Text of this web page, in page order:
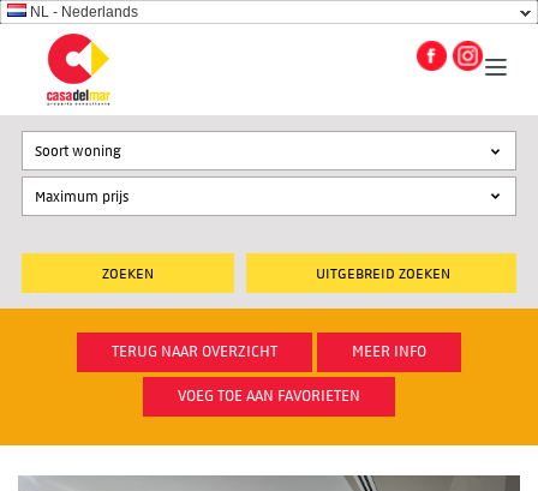
NL - Nederlands
UITGEBREID ZOEKEN
Soort woning
TERUG NAAR OVERZICHT MEER INFO
VOEG TOE AAN FAVORIETEN